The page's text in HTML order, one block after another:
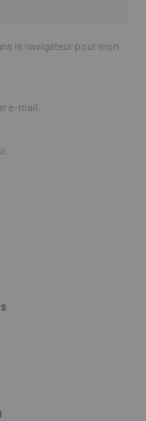
le navigateur pour mon
e-mail.